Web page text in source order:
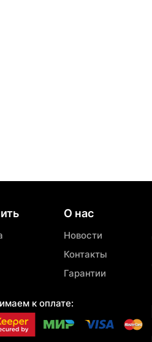
к оплате:
О нас
Новости
Контакты
Гарантии